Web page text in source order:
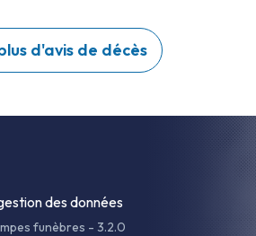
d'avis de décès
des données
funèbres - 3.2.0